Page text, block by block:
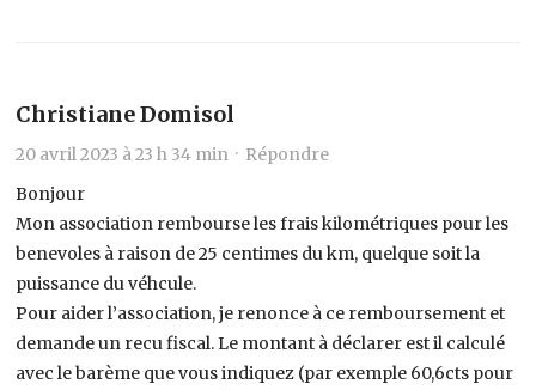
Christiane Domisol
20 avril 2023 à 23 h 34 min · Répondre
Bonjour
Mon association rembourse les frais kilométriques pour les
benevoles à raison de 25 centimes du km, quelque soit la
puissance du véhcule.
Pour aider l’association, je renonce à ce remboursement et
demande un recu fiscal. Le montant à déclarer est il calculé
avec le barème que vous indiquez (par exemple 60,6cts pour